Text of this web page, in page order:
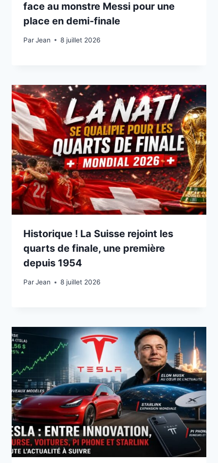
face au monstre Messi pour une
place en demi-finale
ParJean
8 juillet 20268 juillet 2026
Historique ! La Suisse rejoint les
quarts de finale, une première
depuis 1954
ParJean
8 juillet 20268 juillet 2026